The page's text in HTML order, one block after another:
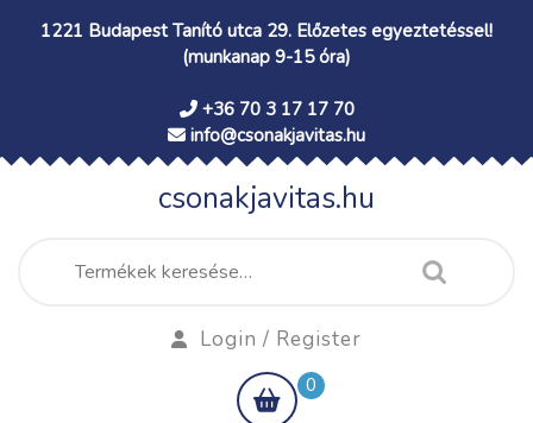
1221 Budapest Tanító utca 29. Előzetes egyeztetéssel!
(munkanap 9-15 óra)
+36 70 3 17 17 70
info@csonakjavitas.hu
csonakjavitas.hu
Keresés
a
Login / Register
shopping
cart
0